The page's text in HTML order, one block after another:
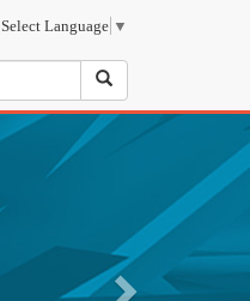
Select Language ▼